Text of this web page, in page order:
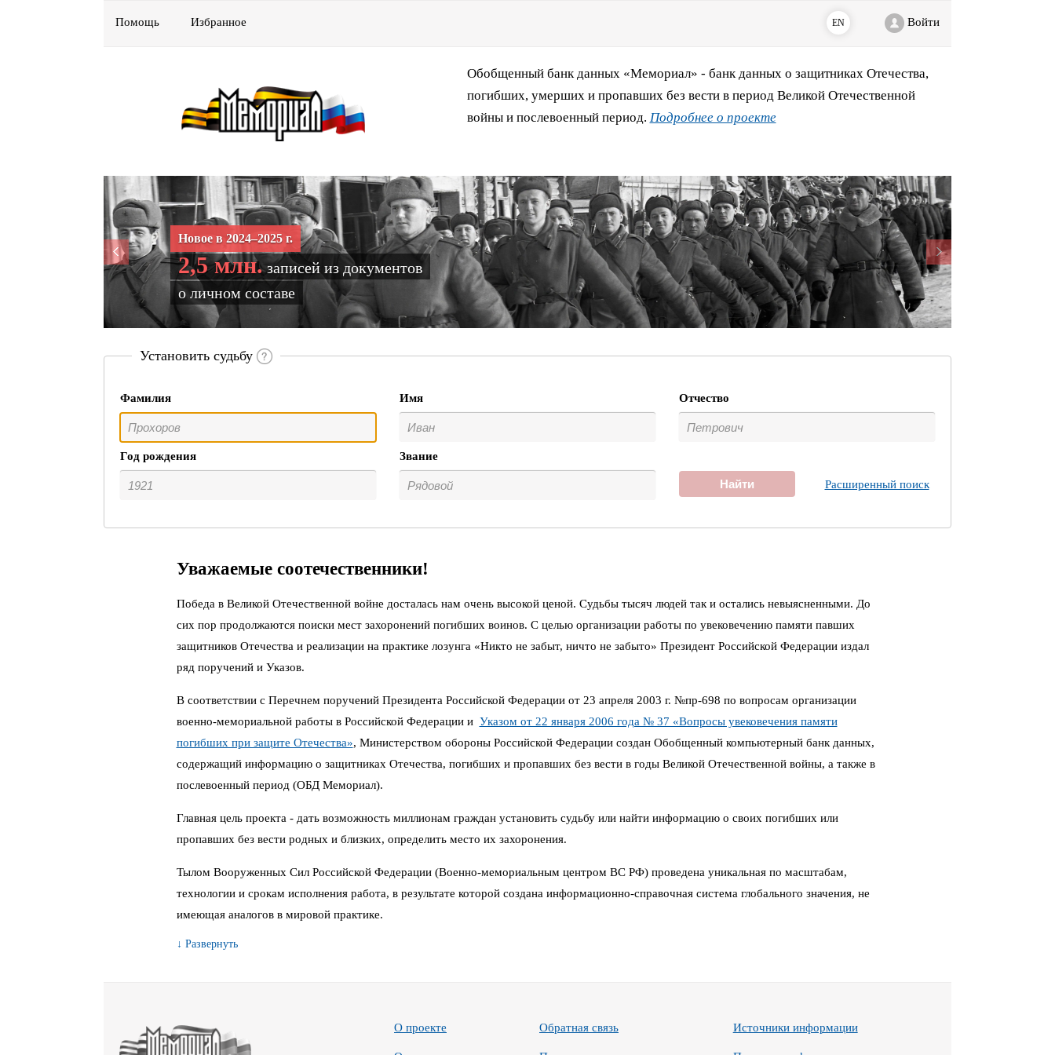
Помощь Избранное EN Войти
Обобщенный банк данных «Мемориал» - банк данных о защитниках Отечества,
погибших, умерших и пропавших без вести в период Великой Отечественной
войны и послевоенный период. Подробнее о проекте
Новое в 2024–2025 г.
2,5 млн.записей из документов
о личном составе
Установить судьбу
Фамилия Имя Отчество
Год рождения Звание
Найти Расширенный поиск
Уважаемые соотечественники!
Победа в Великой Отечественной войне досталась нам очень высокой ценой. Судьбы тысяч людей так и остались невыясненными. До
сих пор продолжаются поиски мест захоронений погибших воинов. С целью организации работы по увековечению памяти павших
защитников Отечества и реализации на практике лозунга «Никто не забыт, ничто не забыто» Президент Российской Федерации издал
ряд поручений и Указов.
В соответствии с Перечнем поручений Президента Российской Федерации от 23 апреля 2003 г. №пр-698 по вопросам организации
военно-мемориальной работы в Российской Федерации и Указом от 22 января 2006 года № 37 «Вопросы увековечения памяти
погибших при защите Отечества», Министерством обороны Российской Федерации создан Обобщенный компьютерный банк данных,
содержащий информацию о защитниках Отечества, погибших и пропавших без вести в годы Великой Отечественной войны, а также в
послевоенный период (ОБД Мемориал).
Главная цель проекта - дать возможность миллионам граждан установить судьбу или найти информацию о своих погибших или
пропавших без вести родных и близких, определить место их захоронения.
Тылом Вооруженных Сил Российской Федерации (Военно-мемориальным центром ВС РФ) проведена уникальная по масштабам,
технологии и срокам исполнения работа, в результате которой создана информационно-справочная система глобального значения, не
имеющая аналогов в мировой практике.
↓ Развернуть
О проекте Обратная связь Источники информации